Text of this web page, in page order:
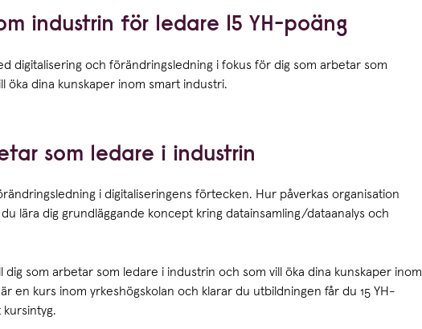
industrin för ledare 15 YH-poäng
digita­li­sering och föränd­rings­ledning i fokus för dig som arbetar som
öka dina kunskaper inom smart industri.
som ledare i industrin
i digitaliseringens förtecken. Hur påverkas organisation
lära dig grundläggande koncept kring datainsamling/dataanalys och
dig som arbetar som ledare i industrin och som vill öka dina kunskaper inom
en kurs inom yrkeshögskolan och klarar du utbild­ningen får du 15 YH-